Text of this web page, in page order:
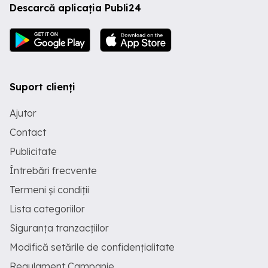
Descarcă aplicația Publi24
Suport clienți
Ajutor
Contact
Publicitate
Întrebări frecvente
Termeni și condiții
Lista categoriilor
Siguranța tranzacțiilor
Modifică setările de confidențialitate